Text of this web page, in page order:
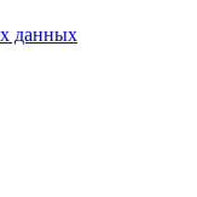
данных